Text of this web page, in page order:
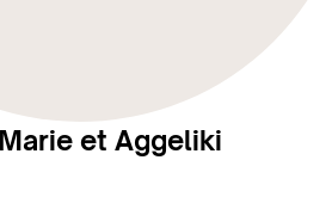
et Aggeliki